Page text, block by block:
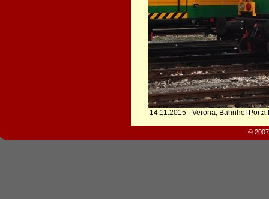
14.11.2015 - Verona, Bahnhof Porta
©